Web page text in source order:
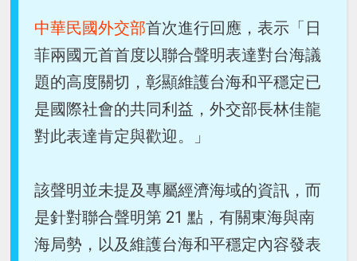
中華民國外交部首次進行回應，表示「日
菲兩國元首首度以聯合聲明表達對台海議
題的高度關切，彰顯維護台海和平穩定已
是國際社會的共同利益，外交部長林佳龍
對此表達肯定與歡迎。」
該聲明並未提及專屬經濟海域的資訊，而
是針對聯合聲明第 21 點，有關東海與南
海局勢，以及維護台海和平穩定內容發表